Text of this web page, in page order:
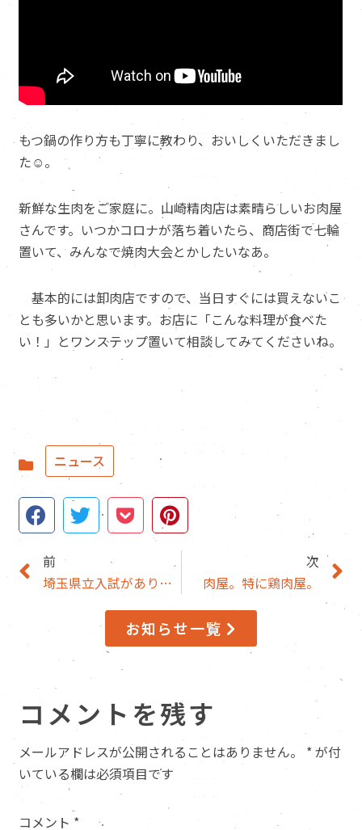
もつ鍋の作り方も丁寧に教わり、おいしくいただきまし
た☺️。
新鮮な生肉をご家庭に。山崎精肉店は素晴らしいお肉屋
さんです。いつかコロナが落ち着いたら、商店街で七輪
置いて、みんなで焼肉大会とかしたいなあ。
基本的には卸肉店ですので、当日すぐには買えないこ
とも多いかと思います。お店に「こんな料理が食べた
い！」とワンステップ置いて相談してみてくださいね。
ニュース
前
埼玉県立入試がありました。
次
肉屋。特に鶏肉屋。
お知らせ一覧
コメントを残す
メールアドレスが公開されることはありません。 *が付
いている欄は必須項目です
コメント *